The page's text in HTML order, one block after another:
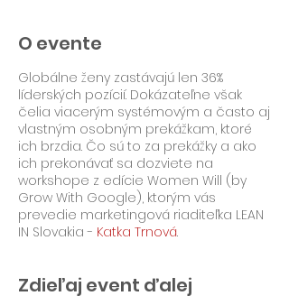
O evente
Globálne ženy zastávajú len 36%
líderských pozícií. Dokázateľne však
čelia viacerým systémovým a často aj
vlastným osobným prekážkam, ktoré
ich brzdia. Čo sú to za prekážky a ako
ich prekonávať sa dozviete na
workshope z edície Women Will (by
Grow With Google), ktorým vás
prevedie marketingová riaditeľka LEAN
IN Slovakia - Katka Trnová.
Zdieľaj event ďalej